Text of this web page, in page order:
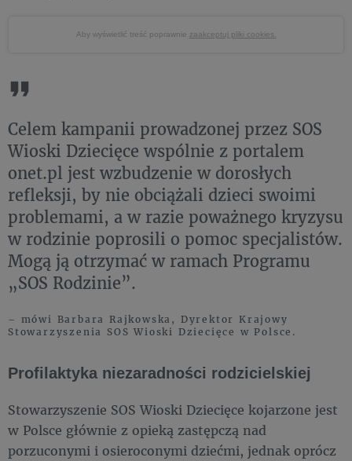
Aby wyświetlić treść poprawnie zaakceptuj pliki cookies.
Celem kampanii prowadzonej przez SOS
Wioski Dziecięce wspólnie z portalem
onet.pl jest wzbudzenie w dorosłych
refleksji, by nie obciążali dzieci swoimi
problemami, a w razie poważnego kryzysu
w rodzinie poprosili o pomoc specjalistów.
Mogą ją otrzymać w ramach Programu
„SOS Rodzinie”.
– mówi Barbara Rajkowska, Dyrektor Krajowy
Stowarzyszenia SOS Wioski Dziecięce w Polsce.
Profilaktyka niezaradności rodzicielskiej
Stowarzyszenie SOS Wioski Dziecięce kojarzone jest
w Polsce głównie z opieką zastępczą nad
porzuconymi i osieroconymi dziećmi, jednak oprócz